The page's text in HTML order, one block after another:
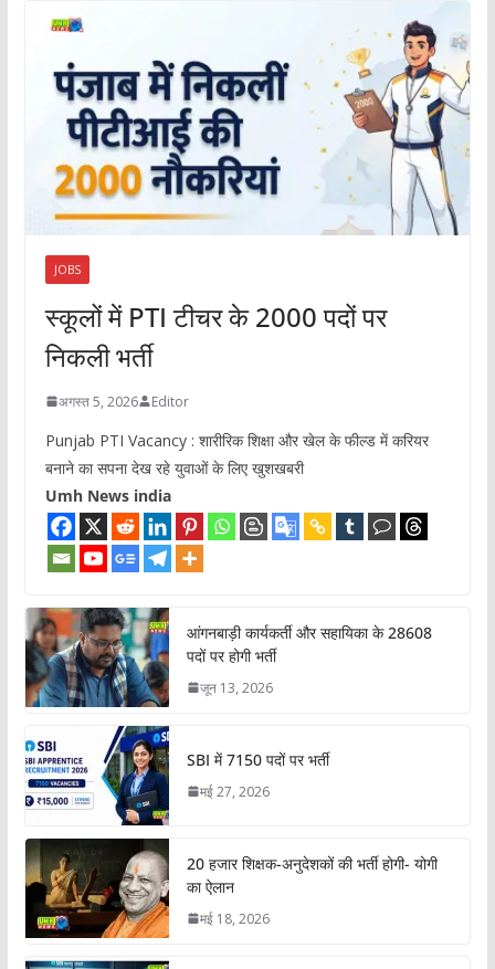
JOBS
स्कूलों में PTI टीचर के 2000 पदों पर
निकली भर्ती
अगस्त 5, 2026 Editor
Punjab PTI Vacancy : शारीरिक शिक्षा और खेल के फील्ड में करियर
बनाने का सपना देख रहे युवाओं के लिए खुशखबरी
Umh News india
आंगनबाड़ी कार्यकर्ती और सहायिका के 28608
पदों पर होगी भर्ती
जून 13, 2026
SBI में 7150 पदों पर भर्ती
मई 27, 2026
20 हजार शिक्षक-अनुदेशकों की भर्ती होगी- योगी
का ऐलान
मई 18, 2026